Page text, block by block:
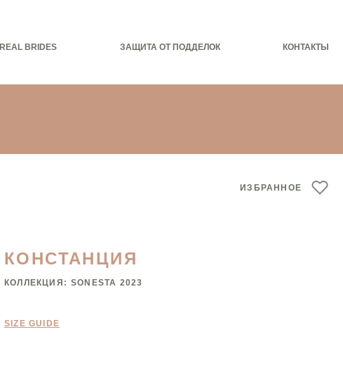
REAL BRIDES ЗАЩИТА ОТ ПОДДЕЛОК КОНТАКТЫ
ИЗБРАННОЕ
КОНСТАНЦИЯ
КОЛЛЕКЦИЯ: SONESTA 2023
SIZE GUIDE